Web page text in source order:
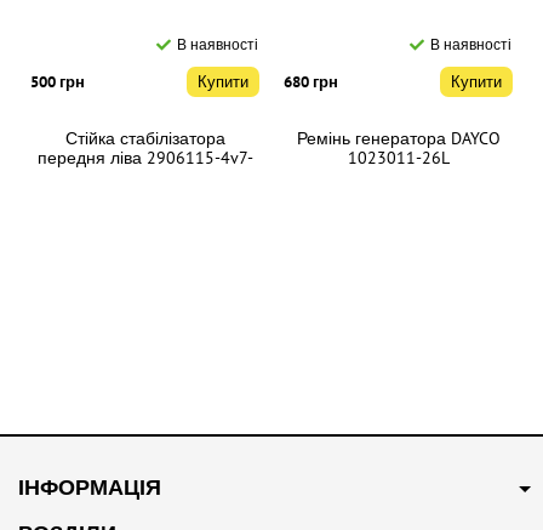
В наявності
500 грн Купити
Стійка стабілізатора
передня ліва 2906115-4v7-
В наявності
680 грн Купити
Ремінь генератора DAYCO
1023011-26L
320 грн Купити
Сайлентблок переднього
250 грн Купити
ІНФОРМАЦІЯ